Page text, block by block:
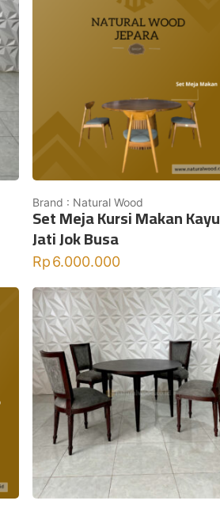
Brand : Natural Wood
Set Meja Kursi Makan Kayu
Jati Jok Busa
Rp6.000.000